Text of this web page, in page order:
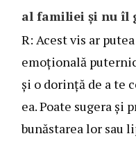
al familiei și nu îl
R: Acest vis ar
emoțională
și o dorință de a te
ea. Poate sugera și
bunăstarea lor sau